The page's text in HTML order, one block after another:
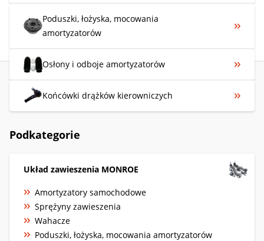
alternatywą dla części OE. Zakup rozwiązań Monroe przez
Deler.pl pozwala na precyzyjne dopasowanie zamienników
pod kątem modelu, wersji silnikowej i roku produkcji pojazdu
– zapraszamy do zakupów na naszej stronie.
Poduszki, łożyska, mocowania
amortyzatorów
Osłony i odboje amortyzatorów
Końcówki drążków kierowniczych
Podkategorie
Układ zawieszenia MONROE
Amortyzatory samochodowe
Sprężyny zawieszenia
Wahacze
Poduszki, łożyska, mocowania amortyzatorów